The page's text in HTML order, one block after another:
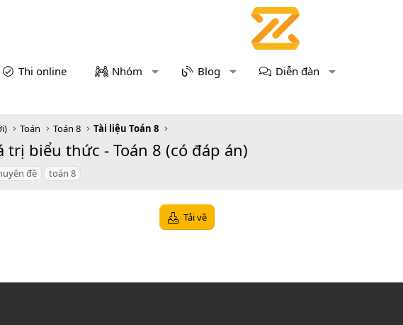
Thi online Nhóm Blog Diễn đàn
Toán Toán 8 Tài liệu Toán 8
trị biểu thức - Toán 8 (có đáp án)
đề toán 8
Tải về